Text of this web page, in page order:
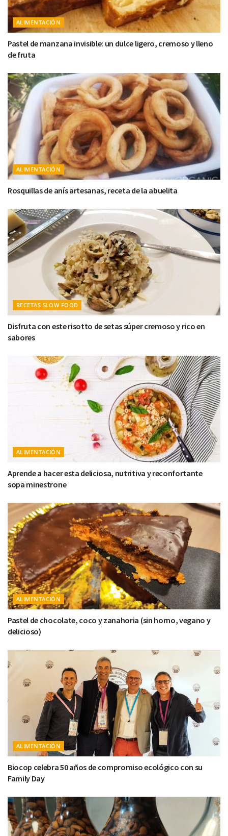
ALIMENTACIÓN
Pastel de manzana invisible: un dulce ligero, cremoso y lleno
de fruta
ALIMENTACIÓN
Rosquillas de anís artesanas, receta de la abuelita
RECETAS SLOW FOOD
Disfruta con este risotto de setas súper cremoso y rico en
sabores
ALIMENTACIÓN
Aprende a hacer esta deliciosa, nutritiva y reconfortante
sopa minestrone
ALIMENTACIÓN
Pastel de chocolate, coco y zanahoria (sin horno, vegano y
delicioso)
ALIMENTACIÓN
Biocop celebra 50 años de compromiso ecológico con su
Family Day